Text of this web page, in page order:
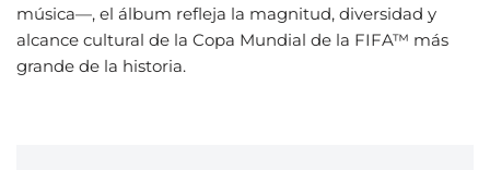
música—, el álbum refleja la magnitud, diversidad y
alcance cultural de la Copa Mundial de la FIFA™ más
grande de la historia.